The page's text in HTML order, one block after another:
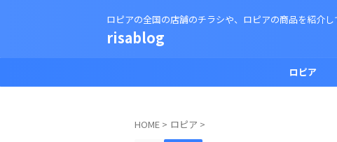
ロピアの全国の店舗のチラシや、ロピアの商品を紹介し
risablog
ロピア
HOME > ロピア >